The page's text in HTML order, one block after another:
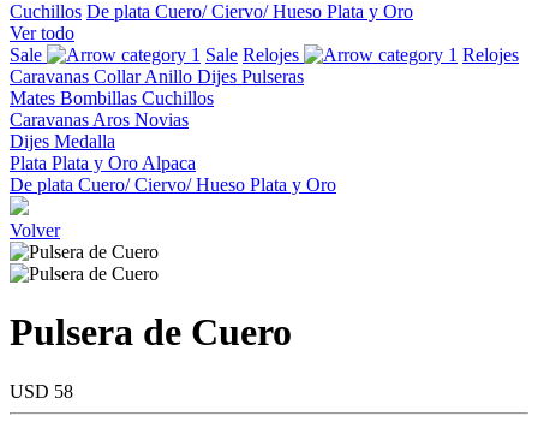
Cuchillos De plata Cuero/ Ciervo/ Hueso Plata y Oro
Ver todo
Sale
Sale Relojes
Relojes
Caravanas CollarAnillo Dijes Pulseras
Mates Bombillas Cuchillos
Caravanas Aros Novias
Dijes Medalla
Plata Plata y Oro Alpaca
De plata Cuero/ Ciervo/ Hueso Plata y Oro
Volver
Pulsera de Cuero
USD 58